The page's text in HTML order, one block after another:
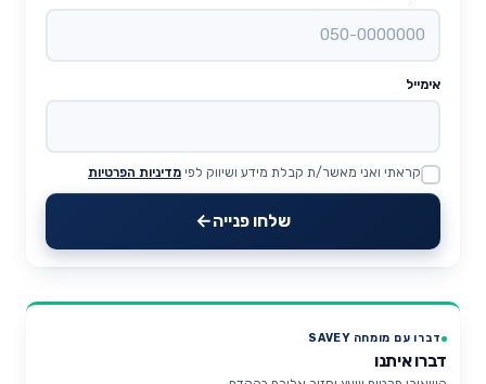
אימייל
Website
קראתי ואני מאשר/ת קבלת מידע ושיווק לפי מדיניות הפרטיות
שלחו פנייה
דברו עם מומחה SAVEY
דברו איתנו